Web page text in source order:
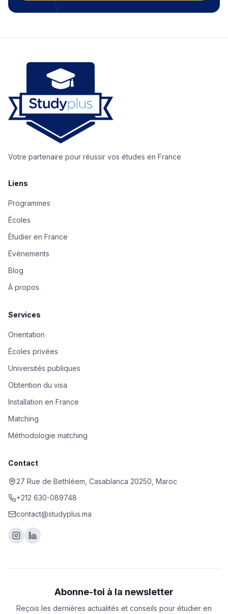
Votre partenaire pour réussir vos études en France
Liens
Programmes
Écoles
Étudier en France
Événements
Blog
À propos
Services
Orientation
Écoles privées
Universités publiques
Obtention du visa
Installation en France
Matching
Méthodologie matching
Contact
27 Rue de Bethléem, Casablanca 20250, Maroc
+212 630-089748
contact@studyplus.ma
Abonne-toi à la newsletter
Reçois les dernières actualités et conseils pour étudier en